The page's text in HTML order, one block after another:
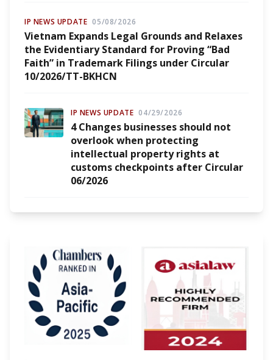
IP NEWS UPDATE 05/08/2026
Vietnam Expands Legal Grounds and Relaxes
the Evidentiary Standard for Proving “Bad
Faith” in Trademark Filings under Circular
10/2026/TT-BKHCN
IP NEWS UPDATE 04/29/2026
4 Changes businesses should not
overlook when protecting
intellectual property rights at
customs checkpoints after Circular
06/2026